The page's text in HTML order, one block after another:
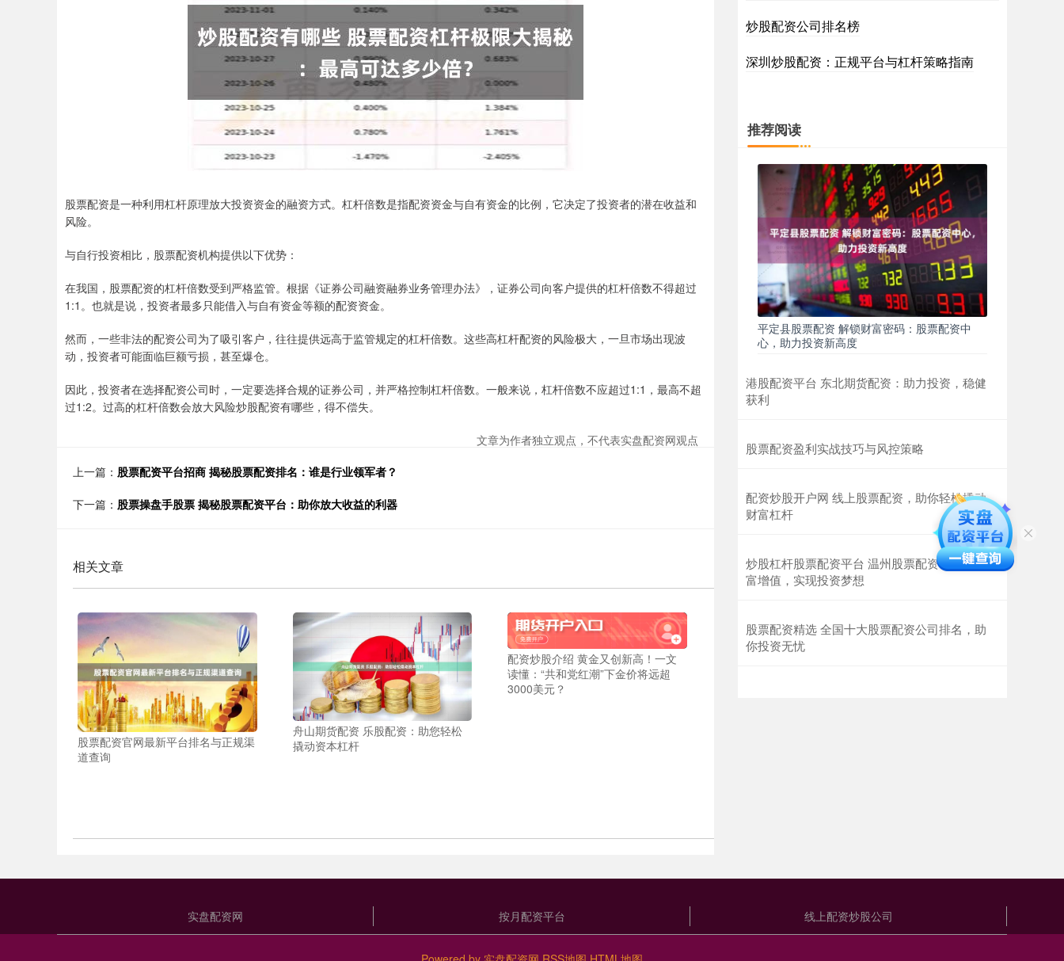
股票配资是一种利用杠杆原理放大投资资金的融资方式。杠杆倍数是指配资资金与自有资金的比例，它决定了投资者的潜在收益和
风险。
与自行投资相比，股票配资机构提供以下优势：
在我国，股票配资的杠杆倍数受到严格监管。根据《证券公司融资融券业务管理办法》，证券公司向客户提供的杠杆倍数不得超过
1:1。也就是说，投资者最多只能借入与自有资金等额的配资资金。
然而，一些非法的配资公司为了吸引客户，往往提供远高于监管规定的杠杆倍数。这些高杠杆配资的风险极大，一旦市场出现波
动，投资者可能面临巨额亏损，甚至爆仓。
因此，投资者在选择配资公司时，一定要选择合规的证券公司，并严格控制杠杆倍数。一般来说，杠杆倍数不应超过1:1，最高不超
过1:2。过高的杠杆倍数会放大风险炒股配资有哪些，得不偿失。
文章为作者独立观点，不代表实盘配资网观点
上一篇： 股票配资平台招商 揭秘股票配资排名：谁是行业领军者？
下一篇： 股票操盘手股票 揭秘股票配资平台：助你放大收益的利器
相关文章
股票配资官网最新平台排名与正规渠
道查询
舟山期货配资 乐股配资：助您轻松
撬动资本杠杆
配资炒股介绍 黄金又创新高！一文
读懂：“共和党红潮”下金价将远超
3000美元？
炒股配资公司排名榜
深圳炒股配资：正规平台与杠杆策略指南
推荐阅读
平定县股票配资 解锁财富密码：股票配资中
心，助力投资新高度
港股配资平台 东北期货配资：助力投资，稳健
获利
股票配资盈利实战技巧与风控策略
配资炒股开户网 线上股票配资，助你轻松撬动
财富杠杆
炒股杠杆股票配资平台 温州股票配资：助你财
富增值，实现投资梦想
股票配资精选 全国十大股票配资公司排名，助
你投资无忧
实盘配资网 按月配资平台 线上配资炒股公司